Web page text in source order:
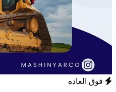
فوق العاده